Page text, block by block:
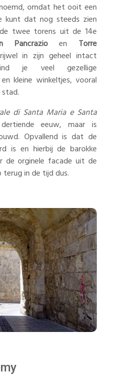
omdat het ooit een
kunt dat nog steeds zien
twee torens uit de 14e
Pancrazioen Torre
in zijn geheel intact
je veel gezellige
kleine winkeltjes, vooral
di Santa Maria e Santa
eeuw, maar is
Opvallend is dat de
is en hierbij de barokke
de orginele facade uit de
terug in de tijd dus.